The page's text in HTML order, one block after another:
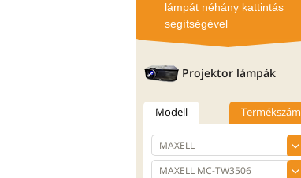
lámpát néhány kattintás
segítségével
Projektor lámpák
Modell Termékszám